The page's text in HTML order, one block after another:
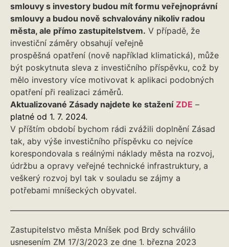
smlouvy s investory budou mít formu veřejnoprávní
smlouvy a budou nově schvalovány nikoliv radou
města, ale přímo zastupitelstvem. V případě, že
investiční záměry obsahují veřejně
prospěšná opatření (nově například klimatická), může
být poskytnuta sleva z investičního příspěvku, což by
mělo investory více motivovat k aplikaci podobných
opatření při realizaci záměrů.
Aktualizované Zásady najdete ke stažení ZDE –
platné od 1. 7. 2024.
V příštím období bychom rádi zvážili doplnění Zásad
tak, aby výše investičního příspěvku co nejvíce
korespondovala s reálnými náklady města na rozvoj,
údržbu a opravy veřejné technické infrastruktury, a
veškerý rozvoj byl tak v souladu se zájmy a
potřebami mníšeckých obyvatel.
Zastupitelstvo města Mníšek pod Brdy schválilo
usnesením ZM 17/3/2023 ze dne 1. března 2023